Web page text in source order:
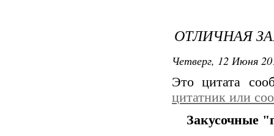
ОТЛИЧНАЯ
Четверг, 12 Июня
Это цитата
цитатник или
Закусочные